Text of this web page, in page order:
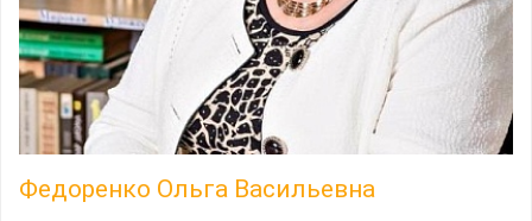
Федоренко Ольга Васильевна